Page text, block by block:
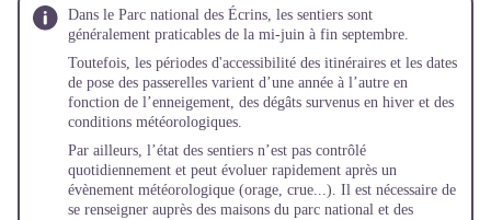
Dans le Parc national des Écrins, les sentiers sont
généralement praticables de la mi-juin à fin septembre.
Toutefois, les périodes d'accessibilité des itinéraires et les dates
de pose des passerelles varient d’une année à l’autre en
fonction de l’enneigement, des dégâts survenus en hiver et des
conditions météorologiques.
Par ailleurs, l’état des sentiers n’est pas contrôlé
quotidiennement et peut évoluer rapidement après un
évènement météorologique (orage, crue...). Il est nécessaire de
se renseigner auprès des maisons du parc national et des